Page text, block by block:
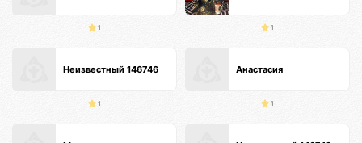
1 1
Неизвестный 146746
1
Анастасия
1